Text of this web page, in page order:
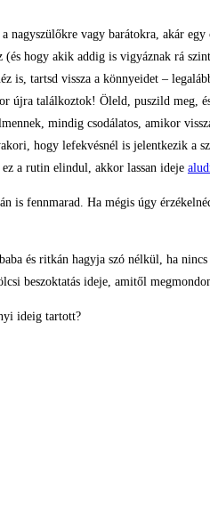
vagy barátokra, akár
hogy akik addig is vigyáznak rá
is, tartsd vissza a könnyeidet –
újra találkoztok! Öleld, puszild meg,
mindig csodálatos, amikor
hogy lefekvésnél is jelentkezik
a rutin elindul, akkor lassan ideje
is fennmarad. Ha mégis úgy
és ritkán hagyja szó nélkül, ha
beszoktatás ideje, amitől
ideig tartott?